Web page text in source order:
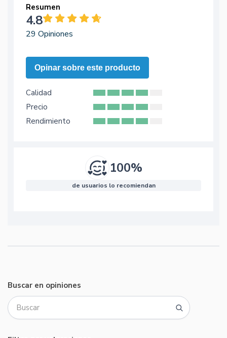
Resumen
4.8
29 Opiniones
Opinar sobre este producto
Calidad
Precio
Rendimiento
100%
de usuarios lo recomiendan
Buscar en opiniones